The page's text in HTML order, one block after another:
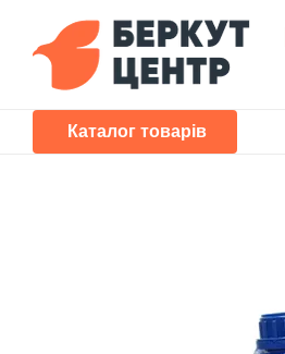
Перейти до основного контенту
Каталог товарів